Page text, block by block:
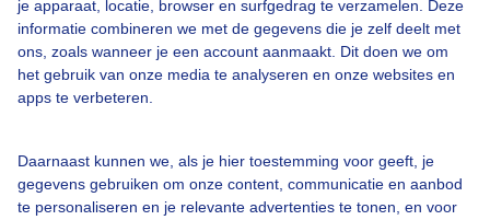
je apparaat, locatie, browser en surfgedrag te verzamelen. Deze
informatie combineren we met de gegevens die je zelf deelt met
ons, zoals wanneer je een account aanmaakt. Dit doen we om
het gebruik van onze media te analyseren en onze websites en
apps te verbeteren.
Daarnaast kunnen we, als je hier toestemming voor geeft, je
gegevens gebruiken om onze content, communicatie en aanbod
te personaliseren en je relevante advertenties te tonen, en voor
Bekijk slideshow
Een moment geduld aub...